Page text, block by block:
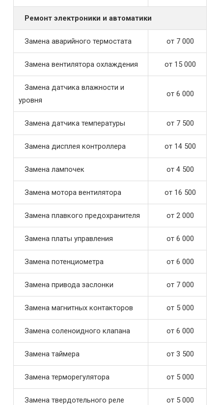
Ремонт электроники и автоматики
Замена аварийного термостата от 7 000
Замена вентилятора охлаждения от 15 000
Замена датчика влажности и
уровня
от 6 000
Замена датчика температуры от 7 500
Замена дисплея контроллера от 14 500
Замена лампочек от 4 500
Замена мотора вентилятора от 16 500
Замена плавкого предохранителя от 2 000
Замена платы управления от 6 000
Замена потенциометра от 6 000
Замена привода заслонки от 7 000
Замена магнитных контакторов от 5 000
Замена соленоидного клапана от 6 000
Замена таймера от 3 500
Замена терморегулятора от 5 000
Замена твердотельного реле от 5 000